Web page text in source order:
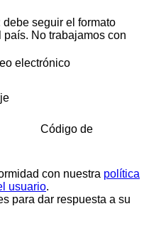
seguir el formato
país. No trabajamos con
electrónico
Código de
con nuestra política
usuario.
para dar respuesta a su